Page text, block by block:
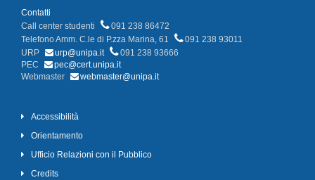
Contatti
Call center studenti
091 238 86472
Telefono Amm. C.le di P.zza Marina, 61
091 238 93011
URP
urp@unipa.it
091 238 93666
PEC
pec@cert.unipa.it
Webmaster
webmaster@unipa.it
Accessibilità
Orientamento
Ufficio Relazioni con il Pubblico
Credits